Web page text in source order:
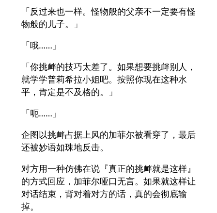
「反过来也一样。怪物般的父亲不一定要有怪
物般的儿子。」
「哦……」
「你挑衅的技巧太差了。如果想要挑衅别人，
就学学普莉希拉小姐吧。按照你现在这种水
平，肯定是不及格的。」
「呃……」
企图以挑衅占据上风的加菲尔被看穿了，最后
还被妙语如珠地反击。
对方用一种仿佛在说『真正的挑衅就是这样』
的方式回应，加菲尔哑口无言。如果就这样让
对话结束，背对着对方的话，真的会彻底输
掉。